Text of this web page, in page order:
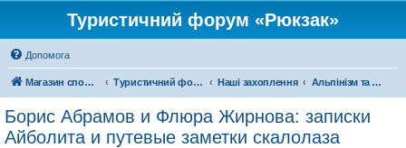
Туристичний форум «Рюкзак»
Допомога
Магазин спорядження Туристичний форум «Рюкзак» Наші захоплення Альпінізм та скелелазіння
Борис Абрамов и Флюра Жирнова: записки
Айболита и путевые заметки скалолаза